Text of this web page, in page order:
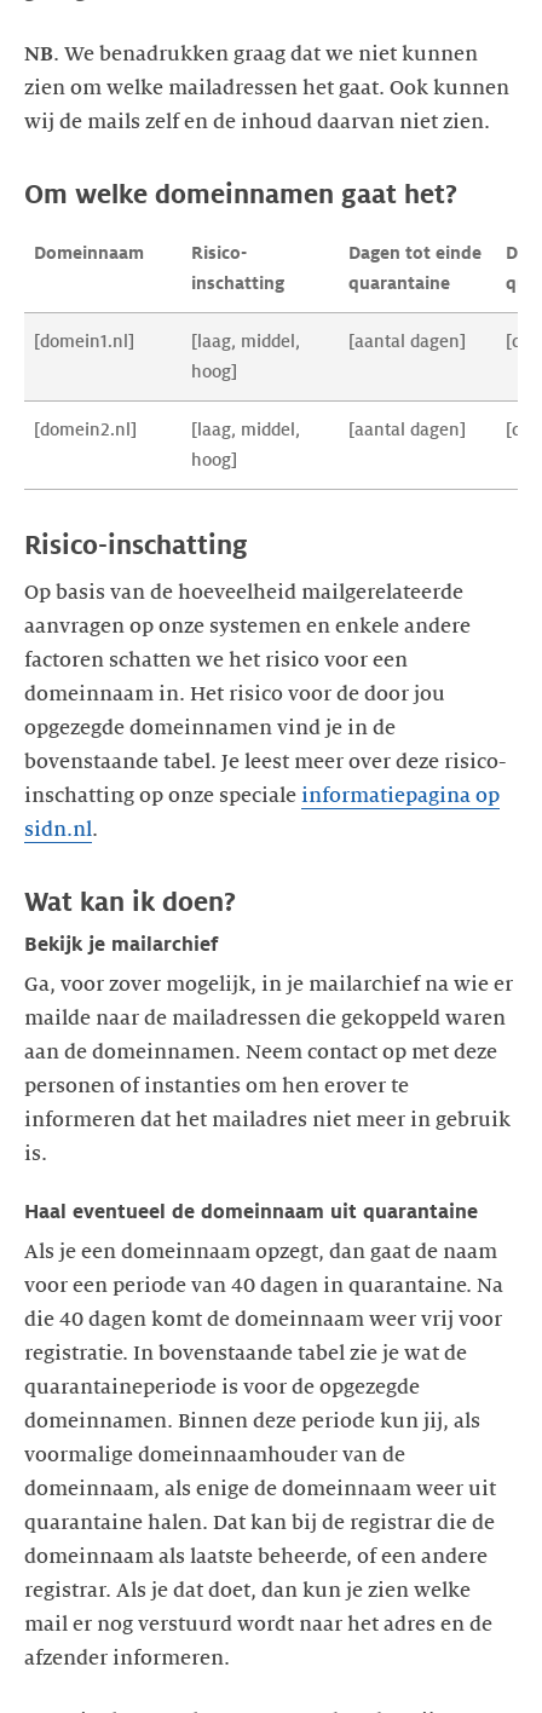
NB. We benadrukken graag dat we niet kunnen
zien om welke mailadressen het gaat. Ook kunnen
Om welke domeinnamen gaat het?
Domeinnaam
Risico-
inschatting
Dagen tot einde
quarantaine
[domein1.nl]
[laag, middel,
hoog]
[aantal dagen]
[domein2.nl]
[laag, middel,
hoog]
[aantal dagen]
Risico-inschatting
Op basis van de hoeveelheid mailgerelateerde
aanvragen op onze systemen en enkele andere
factoren schatten we het risico voor een
domeinnaam in. Het risico voor de door jou
opgezegde domeinnamen vind je in de
bovenstaande tabel. Je leest meer over deze risico-
inschatting op onze speciale informatiepagina op
sidn.nl
Bekijk je mailarchief
Ga, voor zover mogelijk, in je mailarchief na wie er
mailde naar de mailadressen die gekoppeld waren
aan de domeinnamen. Neem contact op met deze
personen of instanties om hen erover te
informeren dat het mailadres niet meer in gebruik
Haal eventueel de domeinnaam uit quarantaine
Als je een domeinnaam opzegt, dan gaat de naam
voor een periode van 40 dagen in quarantaine. Na
die 40 dagen komt de domeinnaam weer vrij voor
registratie. In bovenstaande tabel zie je wat de
quarantaineperiode is voor de opgezegde
domeinnamen. Binnen deze periode kun jij, als
voormalige domeinnaamhouder van de
domeinnaam, als enige de domeinnaam weer uit
quarantaine halen. Dat kan bij de registrar die de
domeinnaam als laatste beheerde, of een andere
registrar. Als je dat doet, dan kun je zien welke
mail er nog verstuurd wordt naar het adres en de